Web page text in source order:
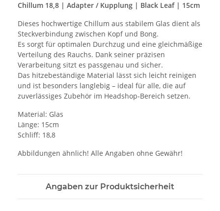
Chillum 18,8 | Adapter / Kupplung | Black Leaf | 15cm
Dieses hochwertige Chillum aus stabilem Glas dient als
Steckverbindung zwischen Kopf und Bong.
Es sorgt für optimalen Durchzug und eine gleichmäßige
Verteilung des Rauchs. Dank seiner präzisen
Verarbeitung sitzt es passgenau und sicher.
Das hitzebeständige Material lässt sich leicht reinigen
und ist besonders langlebig – ideal für alle, die auf
zuverlässiges Zubehör im Headshop-Bereich setzen.
Material: Glas
Länge: 15cm
Schliff: 18,8
Abbildungen ähnlich! Alle Angaben ohne Gewähr!
Angaben zur Produktsicherheit